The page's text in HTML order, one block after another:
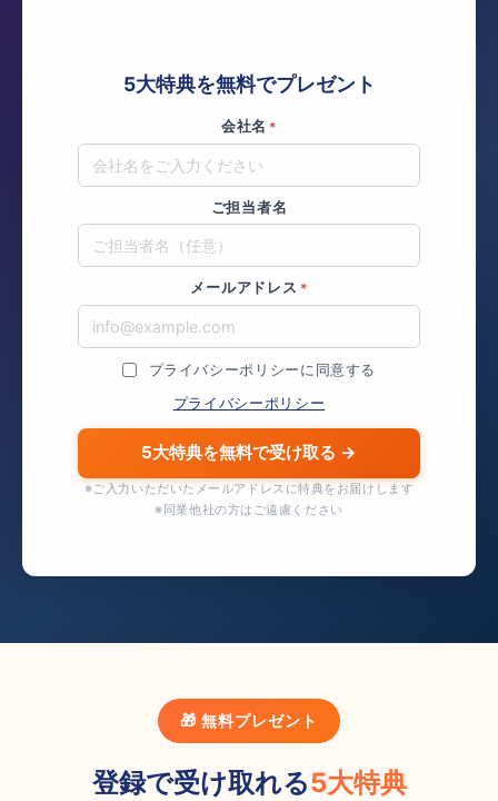
5大特典を無料でプレゼント
会社名 *
ご担当者名
メールアドレス *
プライバシーポリシーに同意する
プライバシーポリシー
※ご入力いただいたメールアドレスに特典をお届けします
※同業他社の方はご遠慮ください
🎁 無料プレゼント
登録で受け取れる5大特典